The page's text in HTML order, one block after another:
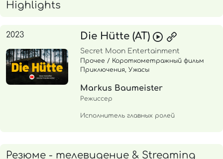
Highlights
2023 Die Hütte (AT)
Secret Moon Entertainment
Прочее / Короткометражный фильм
Приключения, Ужасы
Markus Baumeister
Режиссер
Исполнитель главных ролей
Резюме - телевидение & Streaming